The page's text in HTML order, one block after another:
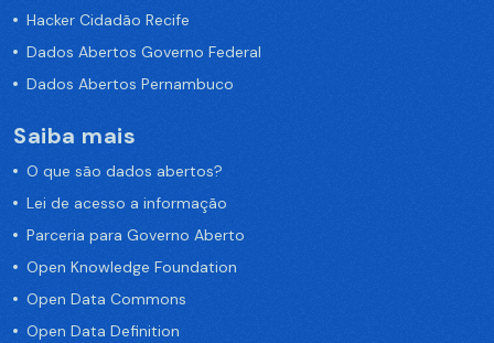
Hacker Cidadão Recife
Dados Abertos Governo Federal
Dados Abertos Pernambuco
Saiba mais
O que são dados abertos?
Lei de acesso a informação
Parceria para Governo Aberto
Open Knowledge Foundation
Open Data Commons
Open Data Definition